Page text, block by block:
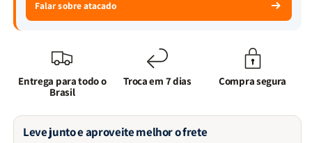
Falar sobre atacado
Entrega para todo o
Brasil
Troca em 7 dias Compra segura
Leve junto e aproveite melhor o frete